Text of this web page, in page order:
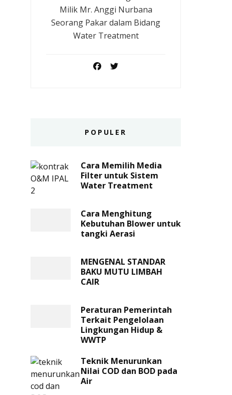
Milik Mr. Anggi Nurbana
Seorang Pakar dalam Bidang
Water Treatment
POPULER
Cara Memilih Media
Filter untuk Sistem
Water Treatment
Cara Menghitung
Kebutuhan Blower untuk
tangki Aerasi
MENGENAL STANDAR
BAKU MUTU LIMBAH
CAIR
Peraturan Pemerintah
Terkait Pengelolaan
Lingkungan Hidup &
WWTP
Teknik Menurunkan
Nilai COD dan BOD pada
Air